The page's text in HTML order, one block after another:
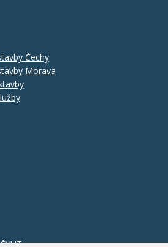
Čechy
Morava